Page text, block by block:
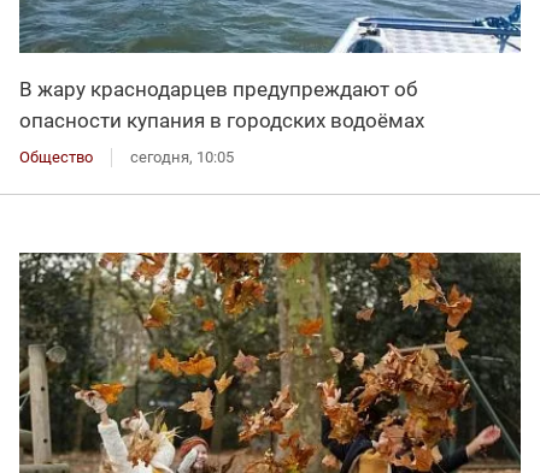
В жару краснодарцев предупреждают об
опасности купания в городских водоёмах
Общество сегодня, 10:05